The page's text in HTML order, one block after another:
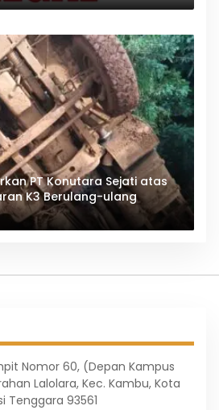
PT Konutara Sejati atas
K3 Berulang-ulang
Nomor 60, (Depan Kampus
Lalolara, Kec. Kambu, Kota
Tenggara 93561